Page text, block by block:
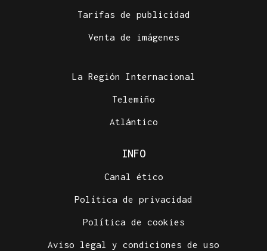
Tarifas de publicidad
Venta de imágenes
La Región Internacional
Telemiño
Atlántico
INFO
Canal ético
Política de privacidad
Política de cookies
Aviso legal y condiciones de uso